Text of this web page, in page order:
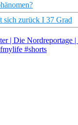
sich zurück I 37 Grad
| Die Nordreportage
#shorts